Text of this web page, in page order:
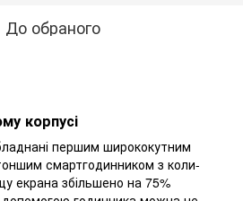
До обраного
корпусі
першим ширококутним
смартгодинником з коли-
екрана збільшено на 75%